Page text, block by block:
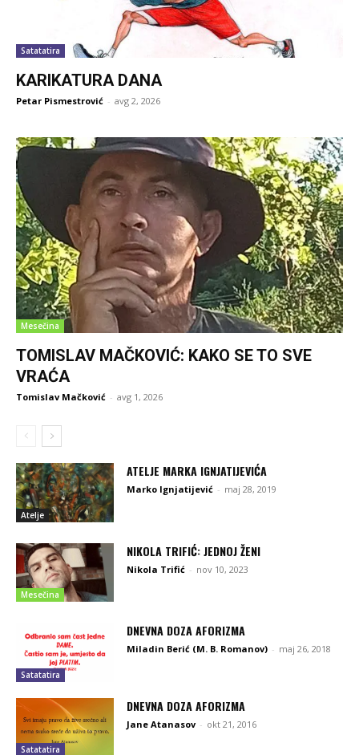
Satatatira
KARIKATURA DANA
Petar Pismestrović - avg 2, 2026
Mesečina
TOMISLAV MAČKOVIĆ: KAKO SE TO SVE
VRAĆA
Tomislav Mačković - avg 1, 2026
Atelje
ATELJE MARKA IGNJATIJEVIĆA
Marko Ignjatijević - maj 28, 2019
Mesečina
NIKOLA TRIFIĆ: JEDNOJ ŽENI
Nikola Trifić - nov 10, 2023
Satatatira
DNEVNA DOZA AFORIZMA
Miladin Berić (M. B. Romanov) - maj 26, 2018
Satatatira
DNEVNA DOZA AFORIZMA
Jane Atanasov - okt 21, 2016